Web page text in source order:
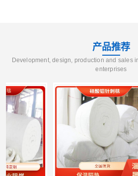
产品推荐
Development, design, production and sales
enterprises